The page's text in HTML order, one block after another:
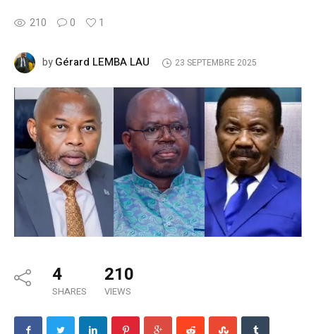
210 0 1
byGérard LEMBA LAU 23 SEPTEMBRE 2025
4
SHARES
210
VIEWS